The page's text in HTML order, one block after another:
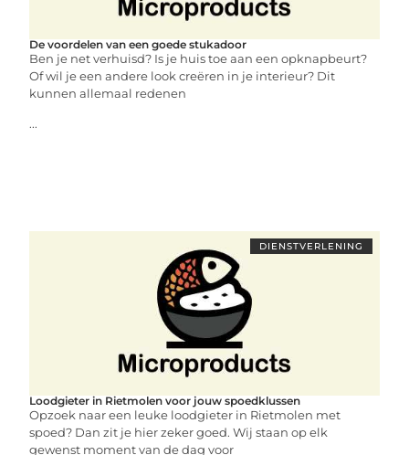
De voordelen van een goede stukadoor
Ben je net verhuisd? Is je huis toe aan een opknapbeurt?
Of wil je een andere look creëren in je interieur? Dit
kunnen allemaal redenen
...
DIENSTVERLENING
Loodgieter in Rietmolen voor jouw spoedklussen
Opzoek naar een leuke loodgieter in Rietmolen met
spoed? Dan zit je hier zeker goed. Wij staan op elk
gewenst moment van de dag voor